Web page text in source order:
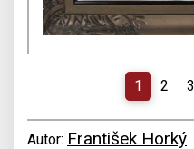
1 2 3
Autor: František Horký